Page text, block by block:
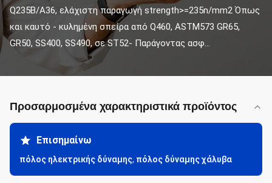
Q235B/A36, ελάχιστη παραγωγή strength>=235n/mm2 Όπως
και καυτό - κυλημένη σπείρα από Q460, ASTM573 GR65,
GR50, SS400, SS490, σε ST52- Παράγοντας ασφ...
Προσαρμοσμένα χαρακτηριστικά προϊόντος
Επισημαίνω
πόλος ηλεκτρικής δύναμης, πόλος δύναμης χάλυβα